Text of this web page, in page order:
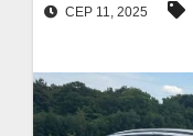
СЕР 11, 2025